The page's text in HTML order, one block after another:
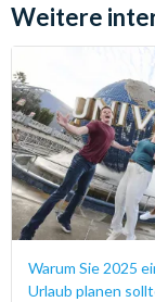
Weitere
Warum Sie 2025
Urlaub planen